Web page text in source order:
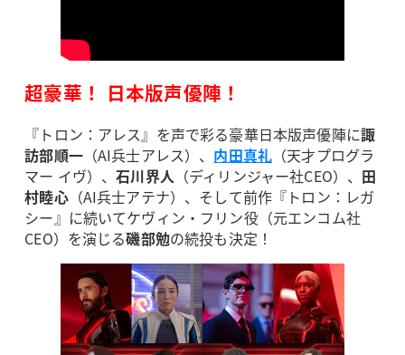
超豪華！ 日本版声優陣！
『トロン：アレス』を声で彩る豪華日本版声優陣に諏
訪部順一（AI兵士アレス）、 内田真礼 （天才プログラ
マー イヴ）、石川界人（ディリンジャー社CEO）、 田
村睦心（AI兵士アテナ）、そして前作『トロン：レガ
シー』に続いてケヴィン・フリン役（元エンコム社
CEO）を演じる磯部勉の続投も決定！